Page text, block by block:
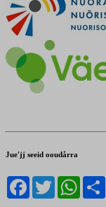
Jueʹjj seeid ooudårra
Facebook
Twitter